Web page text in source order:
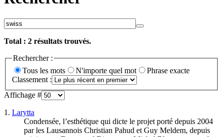
Total : 2 résultats trouvés.
Rechercher :
Tous les mots
N'importe quel mot
Phrase exacte
Classement :
Affichage #
1. Larytta
Condensée, l’esthétique qui dicte le projet porté depuis 2004
par les Lausannois Christian Pahud et Guy Meldem, depuis